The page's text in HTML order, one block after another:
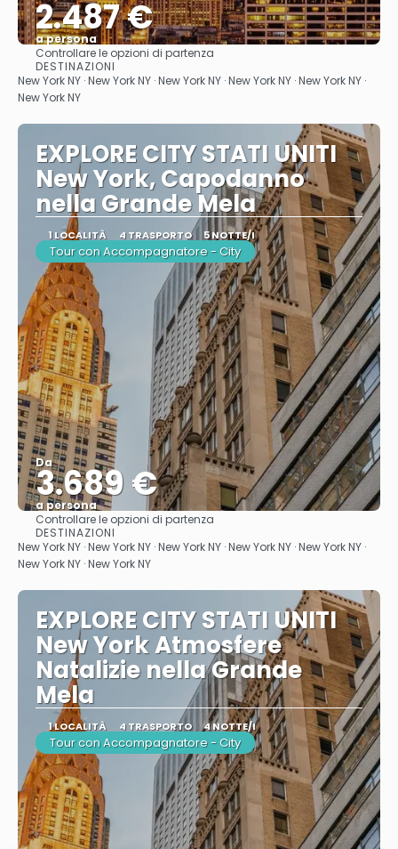
2.487 €
a persona
Vedere
Controllare le opzioni di partenza
DESTINAZIONI
New York NY · New York NY · New York NY · New York NY · New York NY ·
New York NY
EXPLORE CITY STATI UNITI
New York, Capodanno
nella Grande Mela
1 LOCALITÀ 4 TRASPORTO 5 NOTTE/I
Tour con Accompagnatore - City
Da
3.689 €
a persona
Vedere
Controllare le opzioni di partenza
DESTINAZIONI
New York NY · New York NY · New York NY · New York NY · New York NY ·
New York NY · New York NY
EXPLORE CITY STATI UNITI
New York Atmosfere
Natalizie nella Grande
Mela
1 LOCALITÀ 4 TRASPORTO 4 NOTTE/I
Tour con Accompagnatore - City